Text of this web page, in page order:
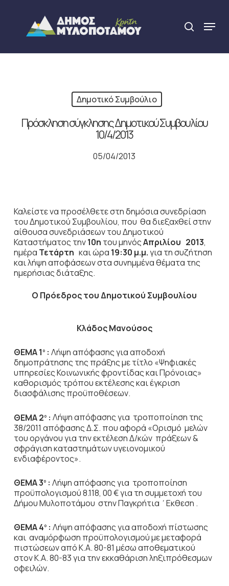
content
search
Menu
Δημοτικό Συμβούλιο
Πρόσκληση σύγκλησης Δημοτικού Συμβουλίου
10/4/2013
05/04/2013
Καλείστε να προσέλθετε στη δημόσια συνεδρίαση
του Δημοτικού Συμβουλίου, που θα διεξαχθεί στην
αίθουσα συνεδριάσεων του Δημοτικού
Καταστήματος την10η του μηνόςΑπριλίου 2013,
ημέρα Τετάρτη και ώρα 19:30 μ.μ.για τη συζήτηση
και λήψη αποφάσεων στα συνημμένα θέματα της
ημερήσιας διάταξης.
Ο Πρόεδρος του Δημοτικού Συμβουλίου
Κλάδος Μανούσος
ΘΕΜΑ 1 ο: Λήψη απόφασης για αποδοχή
δημοπράτησης της πράξης με τίτλο «Ψηφιακές
υπηρεσίες Κοινωνικής φροντίδας και Πρόνοιας»
καθορισμός τρόπου εκτέλεσης και έγκριση
διασφάλισης προϋποθέσεων.
ΘΕΜΑ 2ο: Λήψη απόφασης για τροποποίηση της
38/2011 απόφασης Δ.Σ. που αφορά «Ορισμό μελών
του οργάνου για την εκτέλεση Δ/κών πράξεων &
σφράγιση καταστημάτων υγειονομικού
ενδιαφέροντος».
ΘΕΜΑ 3ο: Λήψη απόφασης για τροποποίηση
προϋπολογισμού 8.118, 00 € για τη συμμετοχή του
Δήμου Μυλοποτάμου στην Παγκρήτια ΄Εκθεση .
ΘΕΜΑ 4ο: Λήψη απόφασης για αποδοχή πίστωσης
και αναμόρφωση προϋπολογισμού με μεταφορά
πιστώσεων από Κ.Α. 80-81 μέσω αποθεματικού
στον Κ.Α. 80-83 για την εκκαθάριση ληξιπρόθεσμων
οφειλών.
Close